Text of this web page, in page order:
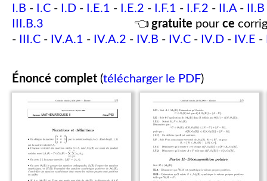
I.B - I.C - I.D - I.E.1 - I.E.2 - I.F.1 - I.F.2 - II.A- II.B
III.B.3
👈 gratuite pour ce
-
III.C - IV.A.1 - IV.A.2 - IV.B - IV.C - IV.D - IV.E -
Énoncé complet (télécharger le PDF)